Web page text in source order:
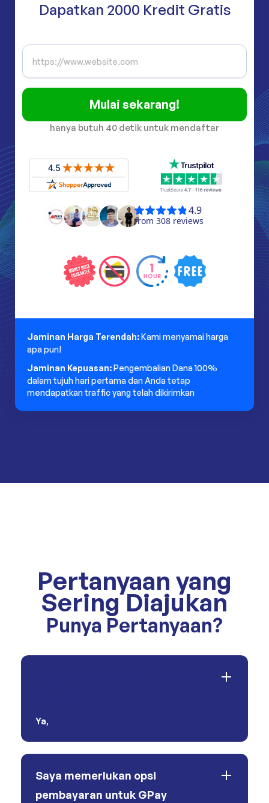
Dapatkan 2000 Kredit Gratis
Mulai sekarang!
hanya butuh 40 detik untuk mendaftar
Jaminan Harga Terendah:Kami menyamai harga
apa pun!
Jaminan Kepuasan:Pengembalian Dana 100%
dalam tujuh hari pertama dan Anda tetap
mendapatkan traffic yang telah dikirimkan
Pertanyaan yang
Sering Diajukan
Punya Pertanyaan?
Ya,
Saya memerlukan opsi
pembayaran untuk GPay